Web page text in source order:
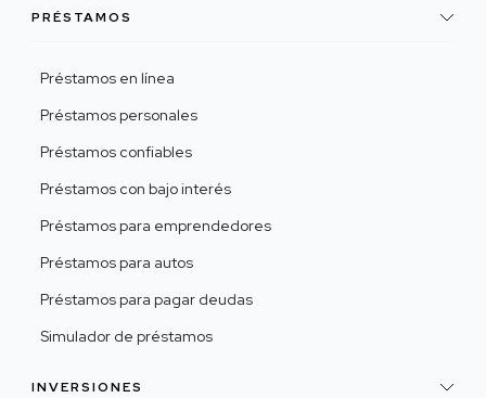
PRÉSTAMOS
Préstamos en línea
Préstamos personales
Préstamos confiables
Préstamos con bajo interés
Préstamos para emprendedores
Préstamos para autos
Préstamos para pagar deudas
Simulador de préstamos
INVERSIONES